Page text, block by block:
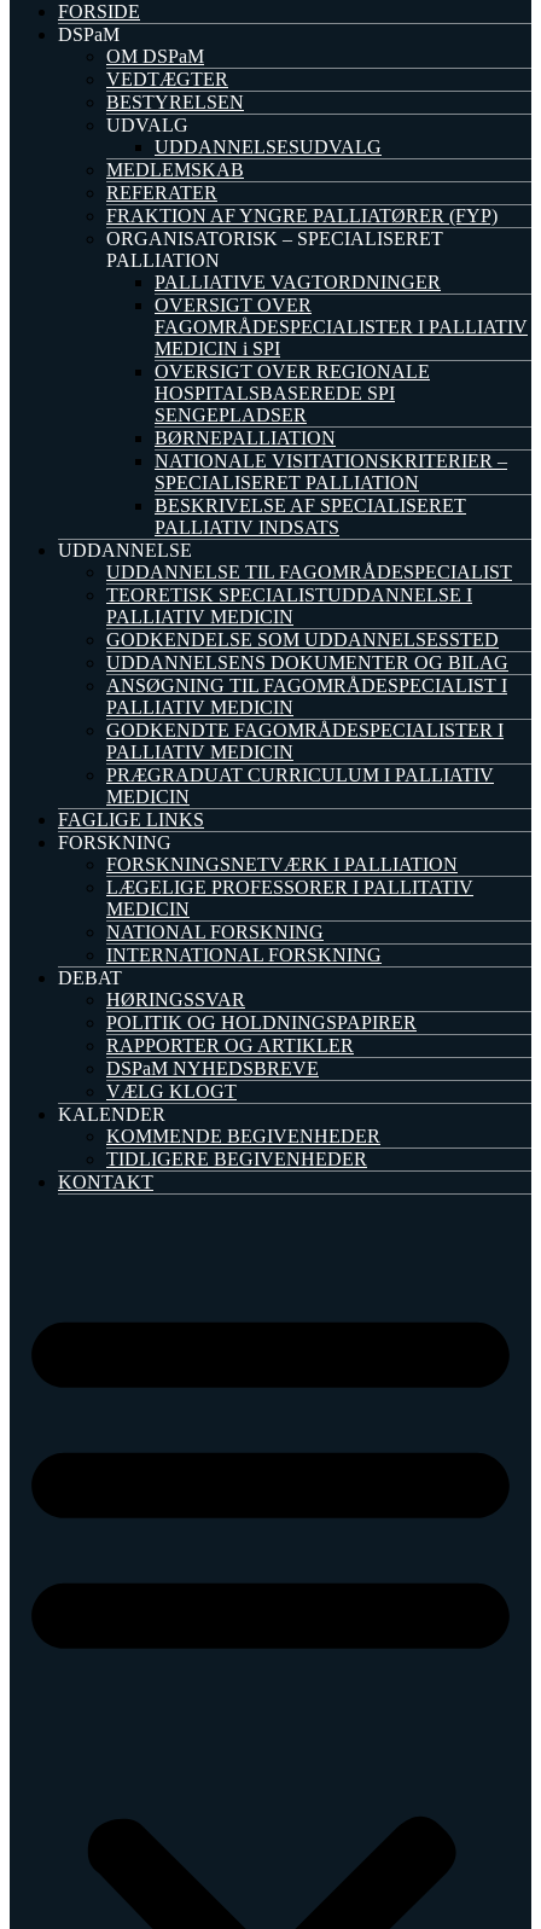
FORSIDE
DSPaM
OM DSPaM
VEDTÆGTER
BESTYRELSEN
UDVALG
UDDANNELSESUDVALG
MEDLEMSKAB
REFERATER
FRAKTION AF YNGRE PALLIATØRER (FYP)
ORGANISATORISK – SPECIALISERET
PALLIATION
PALLIATIVE VAGTORDNINGER
OVERSIGT OVER
FAGOMRÅDESPECIALISTER I PALLIATIV
MEDICIN i SPI
OVERSIGT OVER REGIONALE
HOSPITALSBASEREDE SPI
SENGEPLADSER
BØRNEPALLIATION
NATIONALE VISITATIONSKRITERIER –
SPECIALISERET PALLIATION
BESKRIVELSE AF SPECIALISERET
PALLIATIV INDSATS
UDDANNELSE
UDDANNELSE TIL FAGOMRÅDESPECIALIST
TEORETISK SPECIALISTUDDANNELSE I
PALLIATIV MEDICIN
GODKENDELSE SOM UDDANNELSESSTED
UDDANNELSENS DOKUMENTER OG BILAG
ANSØGNING TIL FAGOMRÅDESPECIALIST I
PALLIATIV MEDICIN
GODKENDTE FAGOMRÅDESPECIALISTER I
PALLIATIV MEDICIN
PRÆGRADUAT CURRICULUM I PALLIATIV
MEDICIN
FAGLIGE LINKS
FORSKNING
FORSKNINGSNETVÆRK I PALLIATION
LÆGELIGE PROFESSORER I PALLITATIV
MEDICIN
NATIONAL FORSKNING
INTERNATIONAL FORSKNING
DEBAT
HØRINGSSVAR
POLITIK OG HOLDNINGSPAPIRER
RAPPORTER OG ARTIKLER
DSPaM NYHEDSBREVE
VÆLG KLOGT
KALENDER
KOMMENDE BEGIVENHEDER
TIDLIGERE BEGIVENHEDER
KONTAKT